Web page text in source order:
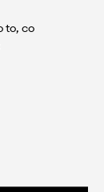
to, co